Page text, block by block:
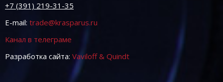
+7 (391) 219-31-35
E-mail: trade@krasparus.ru
Канал в телеграме
Разработка сайта: Vaviloff & Quindt